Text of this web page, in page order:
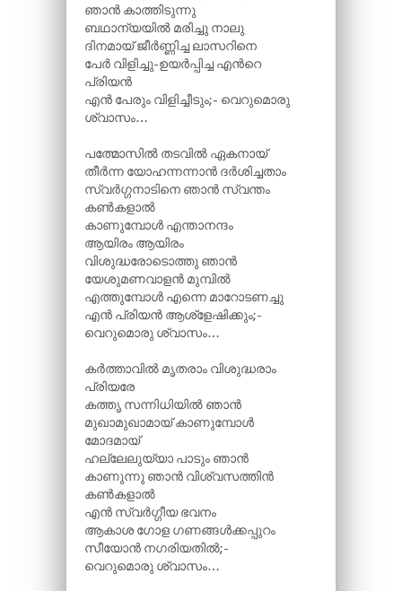
ഞാൻ കാത്തിടുന്നു
ബഥാന്യയിൽ മരിച്ചു നാലു
ദിനമായ് ജീർണ്ണിച്ച ലാസറിനെ
പേർ വിളിച്ചു-ഉയർപ്പിച്ച എന്‍റെ
പ്രിയൻ
എൻ പേരും വിളിച്ചീടും;- വെറുമൊരു
ശ്വാസം…
പത്മോസിൽ തടവിൽ ഏകനായ്
തീർന്ന യോഹന്നന്നാൻ ദർശിച്ചതാം
സ്വർഗ്ഗനാടിനെ ഞാൻ സ്വന്തം
കൺകളാൽ
കാണുമ്പോൾ എന്താനന്ദം
ആയിരം ആയിരം
വിശുദ്ധരോടൊത്തു ഞാൻ
യേശുമണവാളൻ മുമ്പിൽ
എത്തുമ്പോൾ എന്നെ മാറോടണച്ചു
എൻ പ്രിയൻ ആശ്ളേഷിക്കും;-
വെറുമൊരു ശ്വാസം…
കർത്താവിൽ മൃതരാം വിശുദ്ധരാം
പ്രിയരേ
കത്തൃ സന്നിധിയിൽ ഞാൻ
മുഖാമുഖാമായ് കാണുമ്പോൾ
മോദമായ്
ഹല്ലേലുയ്യാ പാടും ഞാൻ
കാണുന്നു ഞാൻ വിശ്വസത്തിൻ
കൺകളാൽ
എൻ സ്വർഗ്ഗീയ ഭവനം
ആകാശ ഗോള ഗണങ്ങൾക്കപ്പുറം
സീയോൻ നഗരിയതിൽ;-
വെറുമൊരു ശ്വാസം…